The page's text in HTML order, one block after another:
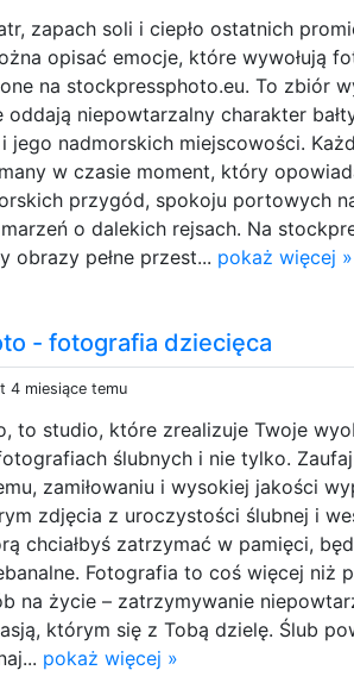
zapach soli i ciepło ostatnich
opisać emocje, które wywołują
na stockpressphoto.eu. To zbiór
oddają niepowtarzalny charakter
jego nadmorskich miejscowości.
w czasie moment, który
przygód, spokoju portowych
o dalekich rejsach. Na
obrazy pełne przest... pokaż więcej »
- fotografia dziecięca
4 miesiące temu
to studio, które zrealizuje Twoje
ślubnych i nie tylko.
zamiłowaniu i wysokiej jakości
zdjęcia z uroczystości ślubnej i
chciałbyś zatrzymać w pamięci,
Fotografia to coś więcej niż
na życie – zatrzymywanie
którym się z Tobą dzielę. Ślub
pokaż więcej »